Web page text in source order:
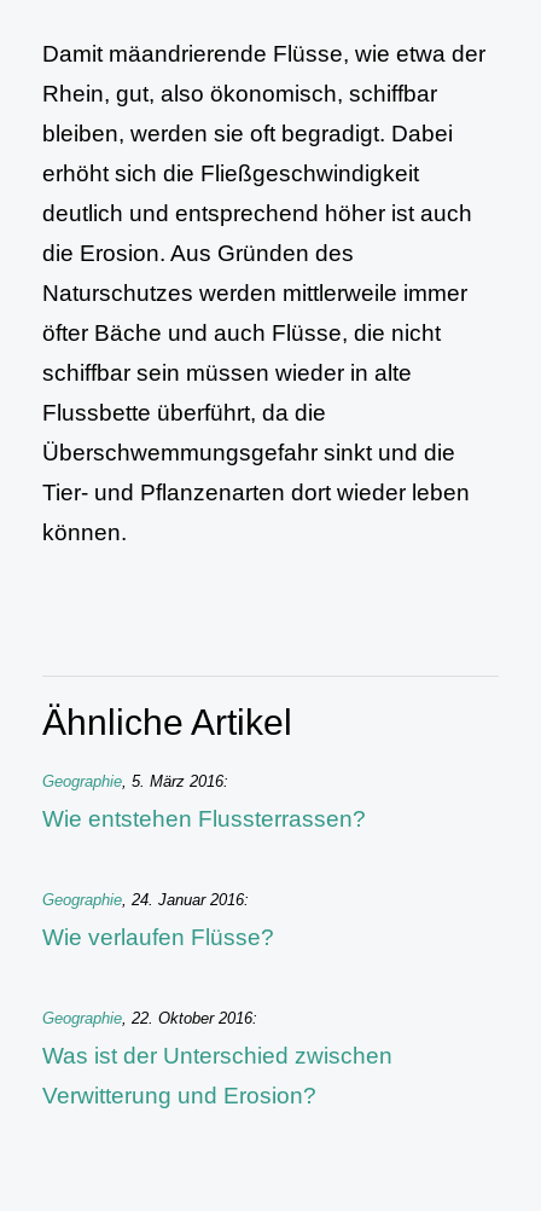
Damit mäandrierende Flüsse, wie etwa der
Rhein, gut, also ökonomisch, schiffbar
bleiben, werden sie oft begradigt. Dabei
erhöht sich die Fließgeschwindigkeit
deutlich und entsprechend höher ist auch
die Erosion. Aus Gründen des
Naturschutzes werden mittlerweile immer
öfter Bäche und auch Flüsse, die nicht
schiffbar sein müssen wieder in alte
Flussbette überführt, da die
Überschwemmungsgefahr sinkt und die
Tier- und Pflanzenarten dort wieder leben
können.
Ähnliche Artikel
Geographie, 5. März 2016:
Wie entstehen Flussterrassen?
Geographie, 24. Januar 2016:
Wie verlaufen Flüsse?
Geographie, 22. Oktober 2016:
Was ist der Unterschied zwischen
Verwitterung und Erosion?